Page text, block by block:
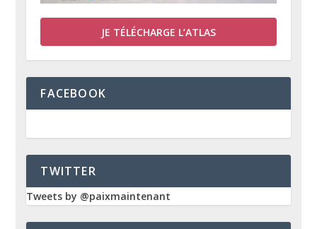
JE TÉLÉCHARGE L’ATLAS
FACEBOOK
TWITTER
Tweets by @paixmaintenant